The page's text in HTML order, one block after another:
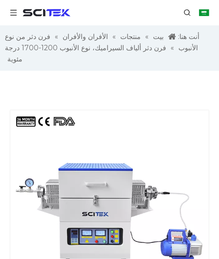
أنت هنا: بيت » منتجات » الأفران والأفران »
فرن دثر من نوع
الأنبوب
»
فرن دثر ألياف السيراميك، نوع الأنبوب 1200-1700 درجة
مئوية